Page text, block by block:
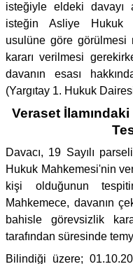
isteğiyle eldeki davayı
isteğin Asliye Hukuk
usulüne göre görülmesi
kararı verilmesi
davanın esası
(Yargıtay 1. Hukuk
Veraset
Davacı, 19 Sayılı
Hukuk Mahkemesi'nin
kişi olduğunun
Mahkemece, davanın
bahisle görevsizlik
tarafından süresinde
Bilindiği üzere;